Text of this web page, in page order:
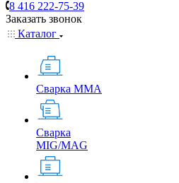
8 416 222-75-39
Заказать звонок
Каталог
Сварка MMA
Сварка
MIG/MAG